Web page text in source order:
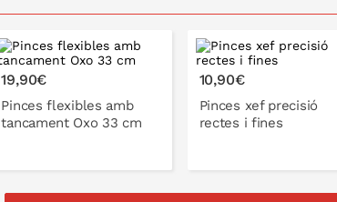
19,90€
Pinces flexibles amb
tancament Oxo 33 cm
10,90€
Pinces xef precisió
rectes i fines